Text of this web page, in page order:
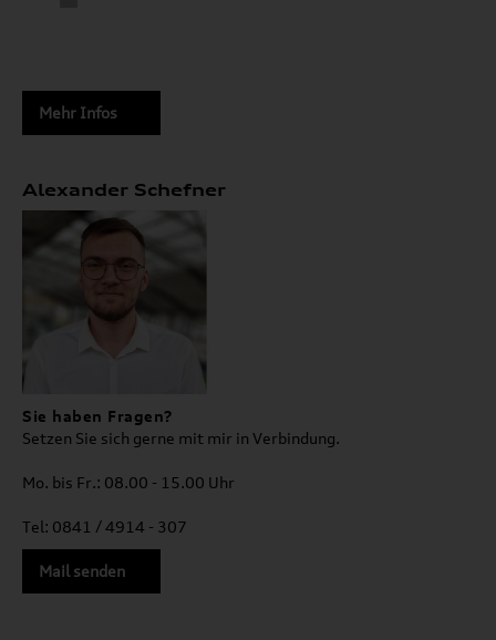
Mehr Infos
Alexander Schefner
Sie haben Fragen?
Setzen Sie sich gerne mit mir in Verbindung.
Mo. bis Fr.: 08.00 - 15.00 Uhr
Tel: 0841 / 4914 - 307
Mail senden